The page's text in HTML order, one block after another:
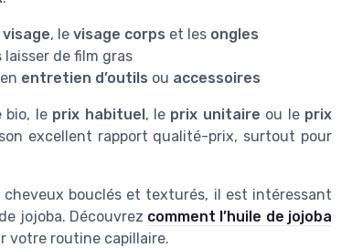
visage, le visage corps et les ongles
de film gras
entretien d’outils ou accessoires
bio, le prix habituel, le prix unitaire ou le prix
excellent rapport qualité-prix, surtout pour
cheveux bouclés et texturés, il est intéressant
jojoba. Découvrez comment l’huile de jojoba
votre routine capillaire.